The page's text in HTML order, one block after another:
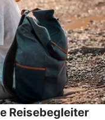
Reisebegleiter